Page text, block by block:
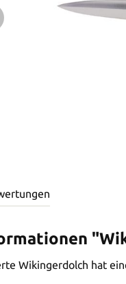
Wikingerdolch hat